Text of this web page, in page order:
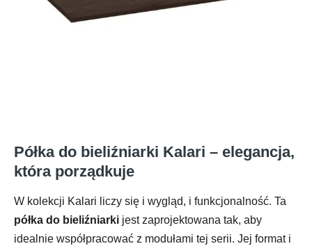
Półka do bieliźniarki Kalari – elegancja,
która porządkuje
W kolekcji Kalari liczy się i wygląd, i funkcjonalność. Ta
półka do bieliźniarki jest zaprojektowana tak, aby
idealnie współpracować z modułami tej serii. Jej format i